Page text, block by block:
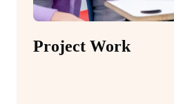
Project Work